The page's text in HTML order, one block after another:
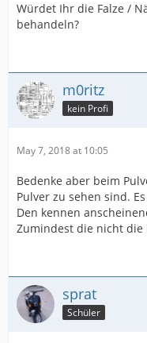
Würdet Ihr die Falze /
behandeln?
m0ritz
kein Profi
May 7, 2018 at 10:05
Bedenke aber beim
Pulver zu sehen sind.
Den kennen
Zumindest die nicht die
sprat
Schüler